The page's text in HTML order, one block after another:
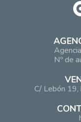
Nº de
C/ Lebón